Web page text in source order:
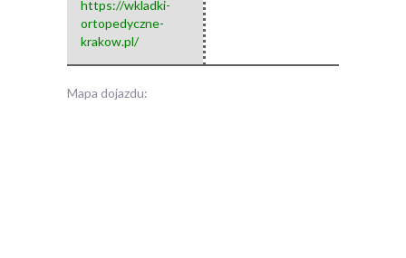
https://wkladki-
ortopedyczne-
krakow.pl/
Mapa dojazdu: